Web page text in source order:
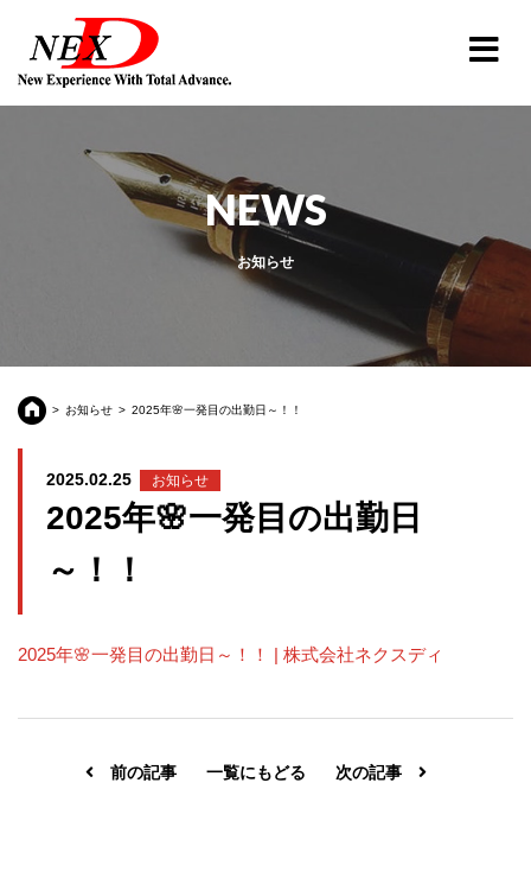
NEWS
お知らせ
お知らせ 2025年🌸一発目の出勤日～！！
2025.02.25 お知らせ
2025年🌸一発目の出勤日
～！！
2025年🌸一発目の出勤日～！！ | 株式会社ネクスディ
前の記事 一覧にもどる 次の記事